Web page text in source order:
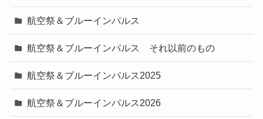
航空祭＆ブルーインパルス
航空祭＆ブルーインパルス それ以前のもの
航空祭＆ブルーインパルス2025
航空祭＆ブルーインパルス2026